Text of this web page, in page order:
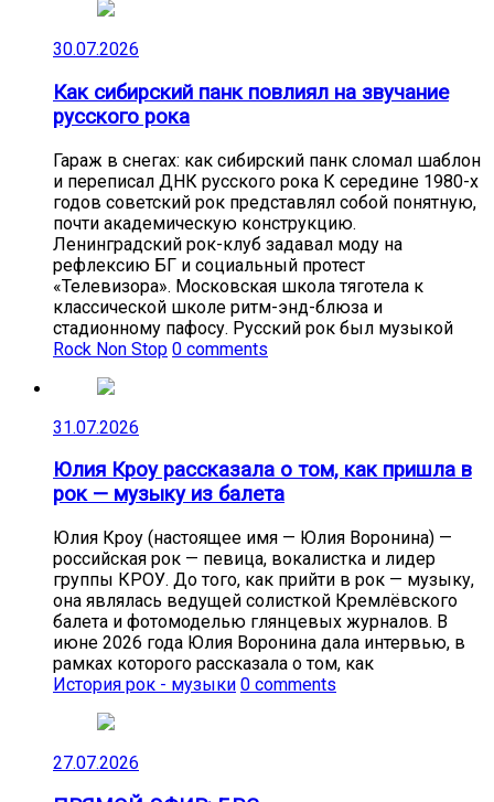
30.07.2026
Как сибирский панк повлиял на звучание
русского рока
Гараж в снегах: как сибирский панк сломал шаблон
и переписал ДНК русского рока К середине 1980-х
годов советский рок представлял собой понятную,
почти академическую конструкцию.
Ленинградский рок-клуб задавал моду на
рефлексию БГ и социальный протест
«Телевизора». Московская школа тяготела к
классической школе ритм-энд-блюза и
стадионному пафосу. Русский рок был музыкой
Rock Non Stop 0 comments
31.07.2026
Юлия Кроу рассказала о том, как пришла в
рок — музыку из балета
Юлия Кроу (настоящее имя — Юлия Воронина) —
российская рок — певица, вокалистка и лидер
группы КРОУ. До того, как прийти в рок — музыку,
она являлась ведущей солисткой Кремлёвского
балета и фотомоделью глянцевых журналов. В
июне 2026 года Юлия Воронина дала интервью, в
рамках которого рассказала о том, как
История рок - музыки 0 comments
27.07.2026